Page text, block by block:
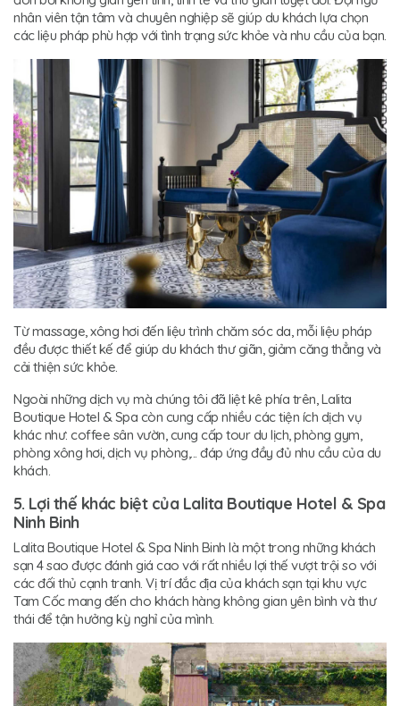
nhân viên tận tâm và chuyên nghiệp sẽ giúp du khách lựa chọn
các liệu pháp phù hợp với tình trạng sức khỏe và nhu cầu của bạn.
Từ massage, xông hơi đến liệu trình chăm sóc da, mỗi liệu pháp
đều được thiết kế để giúp du khách thư giãn, giảm căng thẳng và
cải thiện sức khỏe.
Ngoài những dịch vụ mà chúng tôi đã liệt kê phía trên, Lalita
Boutique Hotel & Spa còn cung cấp nhiều các tiện ích dịch vụ
khác như: coffee sân vườn, cung cấp tour du lịch, phòng gym,
phòng xông hơi, dịch vụ phòng,... đáp ứng đầy đủ nhu cầu của du
khách.
5. Lợi thế khác biệt của Lalita Boutique Hotel & Spa
Ninh Binh
Lalita Boutique Hotel & Spa Ninh Binh là một trong những khách
sạn 4 sao được đánh giá cao với rất nhiều lợi thế vượt trội so với
các đối thủ cạnh tranh. Vị trí đắc địa của khách sạn tại khu vực
Tam Cốc mang đến cho khách hàng không gian yên bình và thư
thái để tận hưởng kỳ nghỉ của mình.